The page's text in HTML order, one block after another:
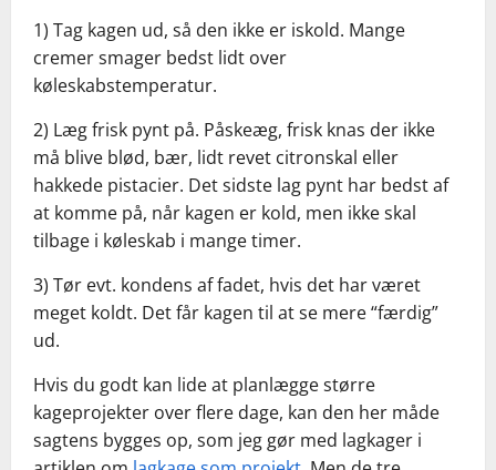
1) Tag kagen ud, så den ikke er iskold. Mange
cremer smager bedst lidt over
køleskabstemperatur.
2) Læg frisk pynt på. Påskeæg, frisk knas der ikke
må blive blød, bær, lidt revet citronskal eller
hakkede pistacier. Det sidste lag pynt har bedst af
at komme på, når kagen er kold, men ikke skal
tilbage i køleskab i mange timer.
3) Tør evt. kondens af fadet, hvis det har været
meget koldt. Det får kagen til at se mere “færdig”
ud.
Hvis du godt kan lide at planlægge større
kageprojekter over flere dage, kan den her måde
sagtens bygges op, som jeg gør med lagkager i